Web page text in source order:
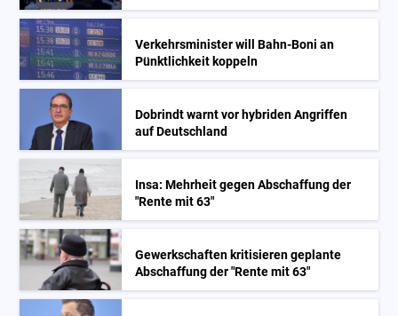
Verkehrsminister will Bahn-Boni an
Pünktlichkeit koppeln
Dobrindt warnt vor hybriden Angriffen
auf Deutschland
Insa: Mehrheit gegen Abschaffung der
"Rente mit 63"
Gewerkschaften kritisieren geplante
Abschaffung der "Rente mit 63"